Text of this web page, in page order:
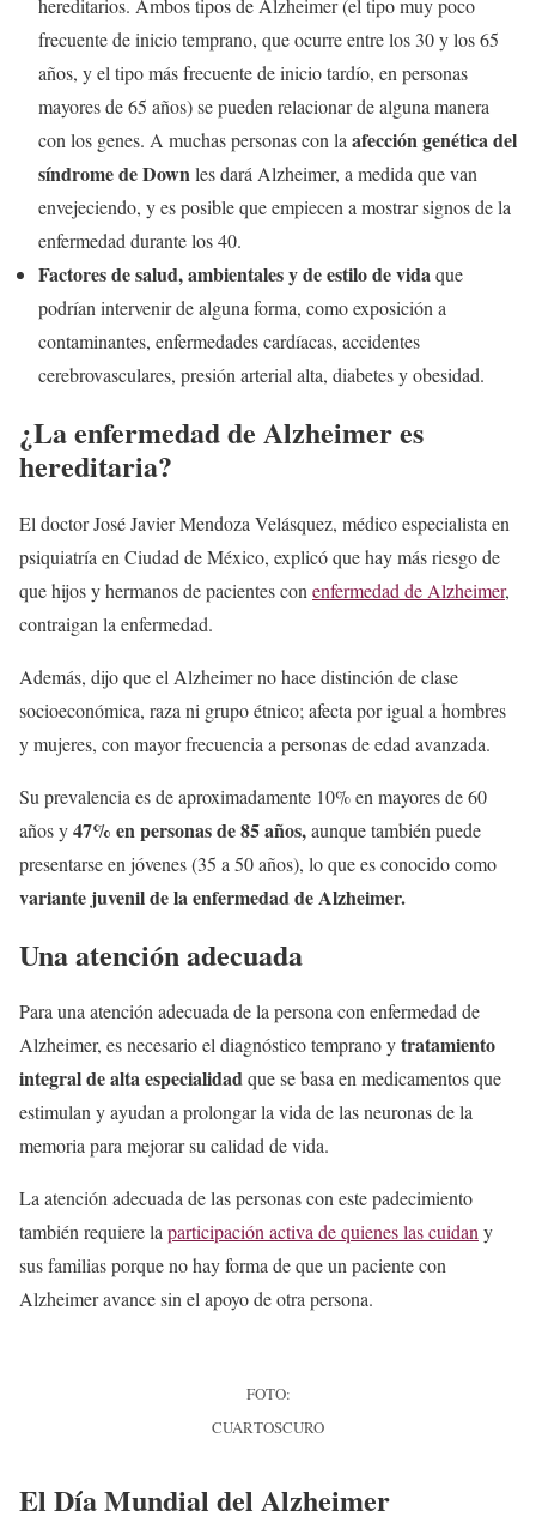
hereditarios. Ambos tipos de Alzheimer (el tipo muy poco
frecuente de inicio temprano, que ocurre entre los 30 y los 65
años, y el tipo más frecuente de inicio tardío, en personas
mayores de 65 años) se pueden relacionar de alguna manera
con los genes. A muchas personas con la afección genética del
síndrome de Downles dará Alzheimer, a medida que van
envejeciendo, y es posible que empiecen a mostrar signos de la
enfermedad durante los 40.
Factores de salud, ambientales y de estilo de vidaque
podrían intervenir de alguna forma, como exposición a
contaminantes, enfermedades cardíacas, accidentes
cerebrovasculares, presión arterial alta, diabetes y obesidad.
¿La enfermedad de Alzheimer es
hereditaria?
El doctor José Javier Mendoza Velásquez, médico especialista en
psiquiatría en Ciudad de México, explicó que hay más riesgo de
que hijos y hermanos de pacientes con enfermedad de Alzheimer,
contraigan la enfermedad.
Además, dijo que el Alzheimer no hace distinción de clase
socioeconómica, raza ni grupo étnico; afecta por igual a hombres
y mujeres, con mayor frecuencia a personas de edad avanzada.
Su prevalencia es de aproximadamente 10% en mayores de 60
años y47% en personas de 85 años,aunque también puede
presentarse en jóvenes (35 a 50 años), lo que es conocido como
variante juvenil de la enfermedad de Alzheimer.
Una atención adecuada
Para una atención adecuada de la persona con enfermedad de
Alzheimer, es necesario el diagnóstico temprano ytratamiento
integral de alta especialidadque se basa en medicamentos que
estimulan y ayudan a prolongar la vida de las neuronas de la
memoria para mejorar su calidad de vida.
La atención adecuada de las personas con este padecimiento
también requiere laparticipación activa de quienes las cuidany
sus familias porque no hay forma de que un paciente con
Alzheimer avance sin el apoyo de otra persona.
FOTO:
CUARTOSCURO
El Día Mundial del Alzheimer